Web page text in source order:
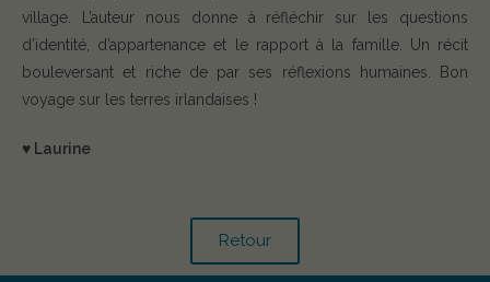
village. L’auteur nous donne à réfléchir sur les questions
d’identité, d’appartenance et le rapport à la famille. Un récit
bouleversant et riche de par ses réflexions humaines. Bon
voyage sur les terres irlandaises !
♥️ Laurine
Retour